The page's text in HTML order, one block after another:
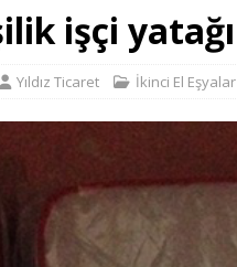
işçi yatağı
Yıldız Ticaret İkinci El Eşyalar